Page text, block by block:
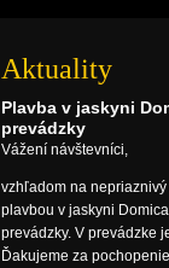
Aktuality
Plavba v jaskyni
prevádzky
Vážení návštevníci,
vzhľadom na
plavbou v jaskyni
prevádzky. V prevádzke
Ďakujeme za